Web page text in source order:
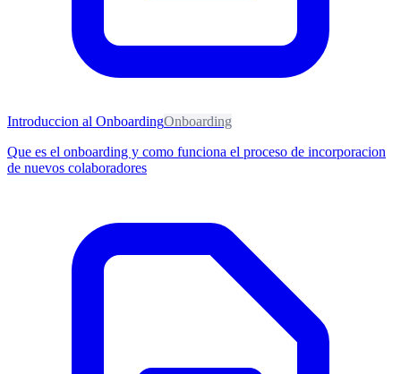
Introduccion al OnboardingOnboarding
Que es el onboarding y como funciona el proceso de incorporacion
de nuevos colaboradores